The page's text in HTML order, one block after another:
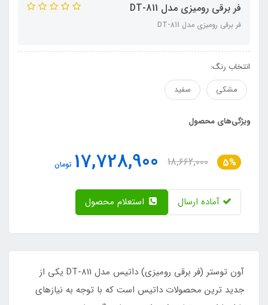
فر برقی رومیزی مدل DT-811
فر برقی رومیزی مدل DT-811
انتخاب رنگ:
مشکی
سفید
ویژگی‌های محصول
5%
18,662,000
17,728,900 تومان
آماده ارسال
آون توستر (فر برقی رومیزی) داتیس مدل DT-811 یکی از
جدید ترین محصولات داتیس است که با توجه به نیازهای